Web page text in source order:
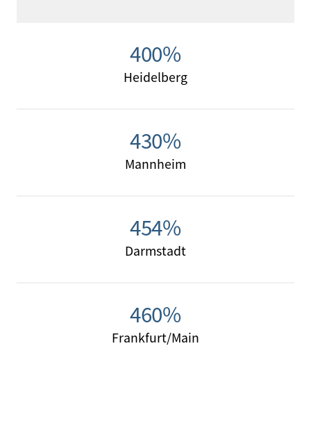
400%
Heidelberg
430%
Mannheim
454%
Darmstadt
460%
Frankfurt/Main